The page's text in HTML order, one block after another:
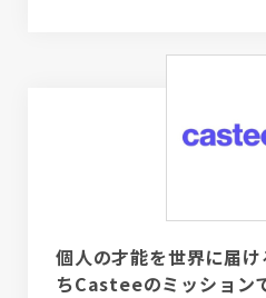
個人の才能を世界に届
ちCasteeのミッション